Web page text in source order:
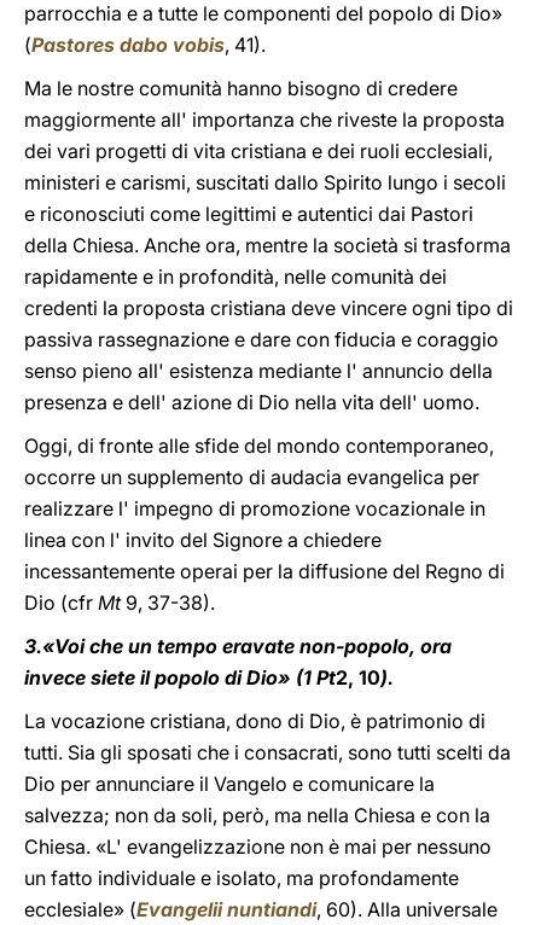
parrocchia e a tutte le componenti del popolo di Dio»
(Pastores dabo vobis, 41).
Ma le nostre comunità hanno bisogno di credere
maggiormente all' importanza che riveste la proposta
dei vari progetti di vita cristiana e dei ruoli ecclesiali,
ministeri e carismi, suscitati dallo Spirito lungo i secoli
e riconosciuti come legittimi e autentici dai Pastori
della Chiesa. Anche ora, mentre la società si trasforma
rapidamente e in profondità, nelle comunità dei
credenti la proposta cristiana deve vincere ogni tipo di
passiva rassegnazione e dare con fiducia e coraggio
senso pieno all' esistenza mediante l' annuncio della
presenza e dell' azione di Dio nella vita dell' uomo.
Oggi, di fronte alle sfide del mondo contemporaneo,
occorre un supplemento di audacia evangelica per
realizzare l' impegno di promozione vocazionale in
linea con l' invito del Signore a chiedere
incessantemente operai per la diffusione del Regno di
Dio (cfr Mt 9, 37-38).
3.«Voi che un tempo eravate non-popolo, ora
invece siete il popolo di Dio» (1 Pt2, 10).
La vocazione cristiana, dono di Dio, è patrimonio di
tutti. Sia gli sposati che i consacrati, sono tutti scelti da
Dio per annunciare il Vangelo e comunicare la
salvezza; non da soli, però, ma nella Chiesa e con la
Chiesa. «L' evangelizzazione non è mai per nessuno
un fatto individuale e isolato, ma profondamente
ecclesiale» (Evangelii nuntiandi, 60). Alla universale